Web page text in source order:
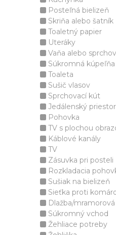
Posteľná bielizeň
Skriňa alebo šatník
Toaletný papier
Uteráky
Vaňa alebo
Súkromná kúpeľňa
Toaleta
Sušič vlasov
Sprchovací kút
Jedálenský priestor
Pohovka
TV s plochou
Káblové kanály
TV
Zásuvka pri posteli
Rozkladacia
Sušiak na bielizeň
Sieťka proti
Dlažba/
Súkromný vchod
Žehliace potreby